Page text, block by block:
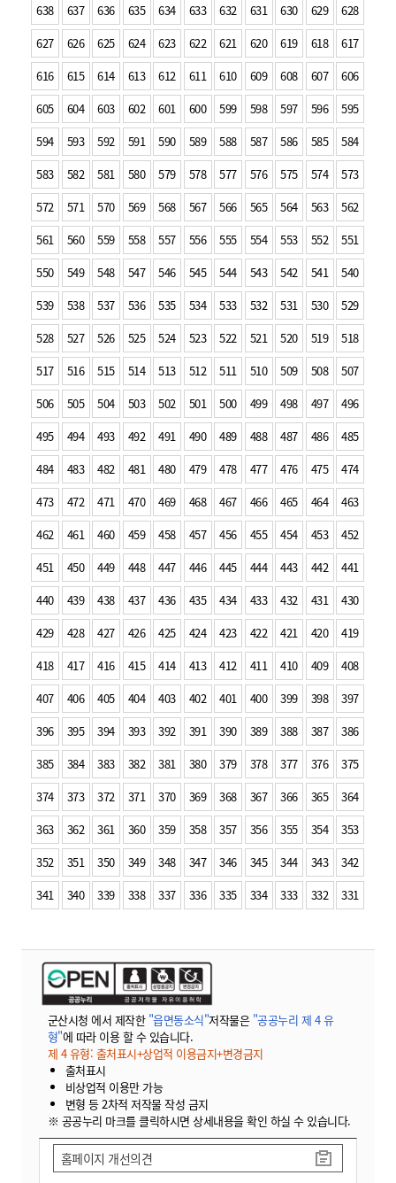
638
637 636 635 634 633 632 631 630 629
628
627
626 625 624 623 622 621 620 619 618
617
616
615 614 613 612 611 610 609 608 607
606
605
604 603 602 601 600 599 598 597 596
595
594
593 592 591 590 589 588 587 586 585
584
583
582 581 580 579 578 577 576 575 574
573
572
571 570 569 568 567 566 565 564 563
562
561
560 559 558 557 556 555 554 553 552
551
550
549 548 547 546 545 544 543 542 541
540
539
538 537 536 535 534 533 532 531 530
529
528
527 526 525 524 523 522 521 520 519
518
517
516 515 514 513 512 511 510 509 508
507
506
505 504 503 502 501 500 499 498 497
496
495
494 493 492 491 490 489 488 487 486
485
484
483 482 481 480 479 478 477 476 475
474
473
472 471 470 469 468 467 466 465 464
463
462
461 460 459 458 457 456 455 454 453
452
451
450 449 448 447 446 445 444 443 442
441
440
439 438 437 436 435 434 433 432 431
430
429
428 427 426 425 424 423 422 421 420
419
418
417 416 415 414 413 412 411 410 409
408
407
406 405 404 403 402 401 400 399 398
397
396
395 394 393 392 391 390 389 388 387
386
385
384 383 382 381 380 379 378 377 376
375
374
373 372 371 370 369 368 367 366 365
364
363
362 361 360 359 358 357 356 355 354
353
352
351 350 349 348 347 346 345 344 343
342
341
340 339 338 337 336 335 334 333 332 331
군산시청 에서 제작한 "읍면동소식"저작물은 "공공누리 제 4 유
형"에 따라 이용 할 수 있습니다.
제 4 유형: 출처표시+상업적 이용금지+변경금지
출처표시
비상업적 이용만 가능
변형 등 2차적 저작물 작성 금지
※ 공공누리 마크를 클릭하시면 상세내용을 확인 하실 수 있습니다.
홈페이지 개선의견